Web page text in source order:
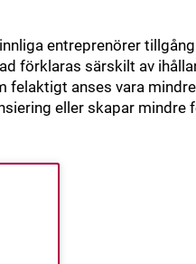
entreprenörer
förklaras särskilt av
felaktigt anses vara
eller skapar mindre